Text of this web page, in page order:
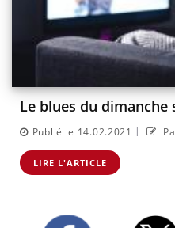
Le blues du
Publié le 14.02.2021 |
LIRE L'ARTICLE